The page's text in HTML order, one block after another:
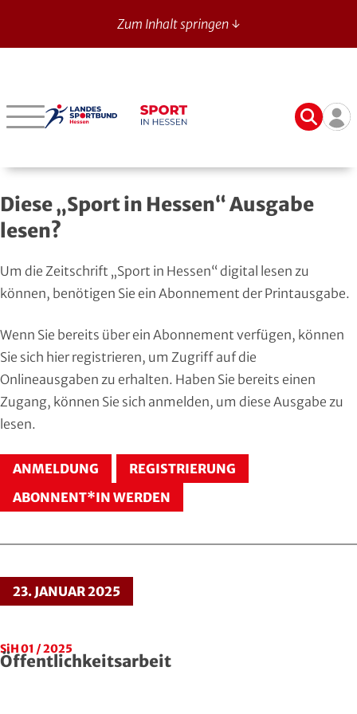
Zum Inhalt springen ↓
Sport in Hessen - News
Suche
Diese „Sport in Hessen“ Ausgabe
lesen?
Um die Zeitschrift „Sport in Hessen“ digital lesen zu
können, benötigen Sie ein Abonnement der Printausgabe.
Wenn Sie bereits über ein Abonnement verfügen, können
Sie sich hier registrieren, um Zugriff auf die
Onlineausgaben zu erhalten. Haben Sie bereits einen
Zugang, können Sie sich anmelden, um diese Ausgabe zu
lesen.
ANMELDUNG
REGISTRIERUNG
ABONNENT*IN WERDEN
23. JANUAR 2025
SiH 01 / 2025
Öffentlichkeitsarbeit
Bergstraße
Darmstadt-Dieburg
Frankfurt
Gießen
Groß-Gerau
Hersfeld-Rotenburg
Hochtaunus
Limburg-Weilburg
Marburg-Biedenkopf
Odenwald
Verbände mit bes. Aufgaben
Aikido
American Football
Badminton
Bahnengolf
Baseball & Softball
Basketball
Cheerleading und Cheerperformance
Cricket
Betriebssport-Verband
CVJM-Westbund
DJK
DSLV
Deutscher Verband für Freikörperkultur
Dt. Olympische Gesellschaft
Hochschulsport
Naturfreunde Hessen
Sportklinik Frankfurt
Sportärzteverband
Aktuelle Ausgabe
Archiv
Registrierung